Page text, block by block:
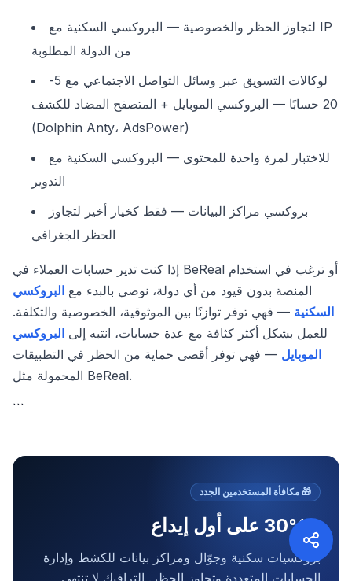
لتجاوز الحظر والخصوصية — البروكسي السكنية مع IP
من الدولة المطلوبة
لوكالات التسويق عبر وسائل التواصل الاجتماعي مع 5-
20 حسابًا — البروكسي الموبايل + المتصفح المضاد للكشف
(Dolphin Anty، AdsPower)
للاختبار لمرة واحدة للمحتوى — البروكسي السكنية مع
التدوير
بروكسي مراكز البيانات — فقط كخيار أخير لتجاوز
الحظر الجغرافي
إذا كنت تدير حسابات العملاء في BeReal أو ترغب في استخدام
المنصة بدون قيود من أي دولة، نوصي بالبدء مع البروكسي
السكنية — فهي توفر توازنًا بين الموثوقية، الخصوصية والتكلفة.
للعمل بشكل أكثر كثافة مع عدة حسابات، انتبه إلى البروكسي
الموبايل — فهي توفر أقصى حماية من الحظر في التطبيقات
المحمولة مثل BeReal.
```
🎁 مكافأة المستخدمين الجدد
+30% على أول إيداع
بروكسيات سكنية وجوّال ومراكز بيانات للكشط وإدارة
الحسابات المتعددة وتجاوز الحظر. الترافيك لا تنتهي